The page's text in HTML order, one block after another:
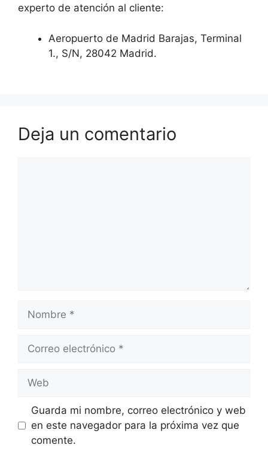
experto de atención al cliente:
Aeropuerto de Madrid Barajas, Terminal
1., S/N, 28042 Madrid.
Deja un comentario
Nombre
Correo
Web
Guarda mi nombre, correo electrónico y web
en este navegador para la próxima vez que
comente.